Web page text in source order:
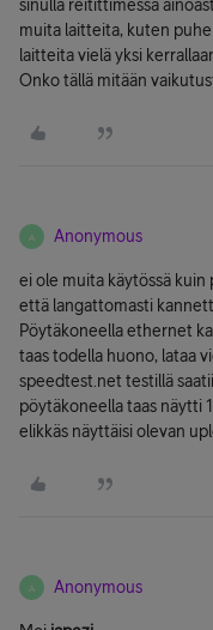
sinulla reitittimessä
muita laitteita, kuten
laitteita vielä yksi
Onko tällä mitään
A Anonymous
ei ole muita käytössä
että langattomasti
Pöytäkoneella ethernet
taas todella huono, lataa
speedtest.net testillä
pöytäkoneella taas näytti
elikkäs näyttäisi olevan
A Anonymous